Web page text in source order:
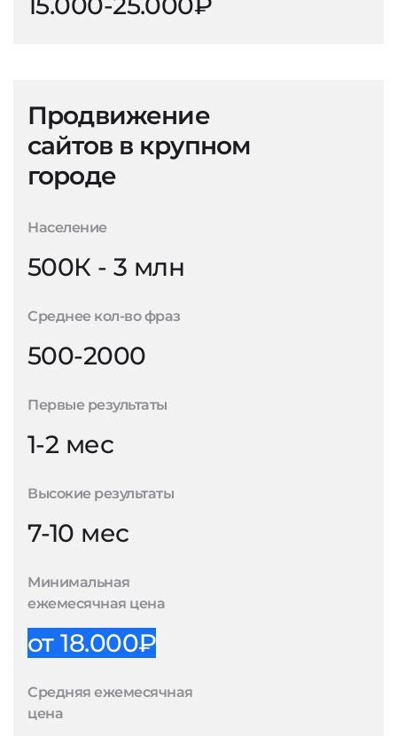
Продвижение
сайтов в крупном
городе
Население
500К - 3 млн
Среднее кол-во фраз
500-2000
Первые результаты
1-2 мес
Высокие результаты
7-10 мес
Минимальная
ежемесячная цена
от 18.000₽
Средняя ежемесячная
цена